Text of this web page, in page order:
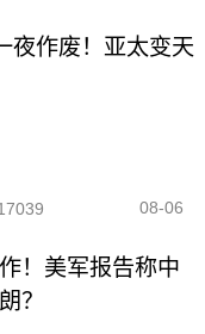
夜作废！亚太变天
08-06
！美军报告称中
？